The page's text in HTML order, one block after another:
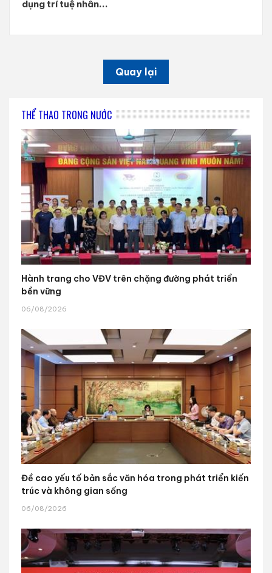
dụng trí tuệ nhân...
Quay lại
THỂ THAO TRONG NƯỚC
Hành trang cho VĐV trên chặng đường phát triển
bền vững
06/08/2026
Đề cao yếu tố bản sắc văn hóa trong phát triển kiến
trúc và không gian sống
06/08/2026